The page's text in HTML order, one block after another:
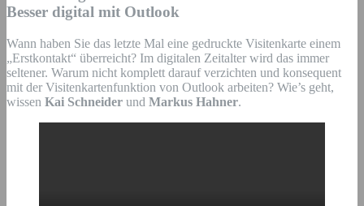
Besser digital mit Outlook
Wann haben Sie das letzte Mal eine gedruckte Visitenkarte einem
„Erstkontakt“ überreicht? Im digitalen Zeitalter wird das immer
seltener. Warum nicht komplett darauf verzichten und konsequent
mit der Visitenkartenfunktion von Outlook arbeiten? Wie’s geht,
wissen Kai Schneider und Markus Hahner.